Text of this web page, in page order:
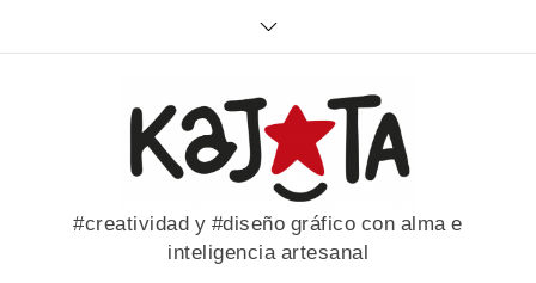
#creatividad y #diseño gráfico con alma e
inteligencia artesanal